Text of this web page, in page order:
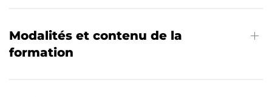
Modalités et contenu de la
formation